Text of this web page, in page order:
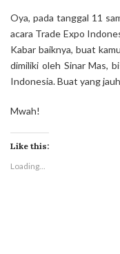
Oya, pada tanggal 11
acara Trade Expo
Kabar baiknya, buat
dimiliki oleh Sinar Mas,
Indonesia. Buat yang
Mwah!
Like this:
Loading...